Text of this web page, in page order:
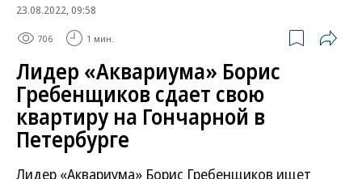
23.08.2022, 09:58
706 1 мин.
Лидер «Аквариума» Борис
Гребенщиков сдает свою
квартиру на Гончарной в
Петербурге
Лидер «Аквариума» Борис Гребенщиков ищет